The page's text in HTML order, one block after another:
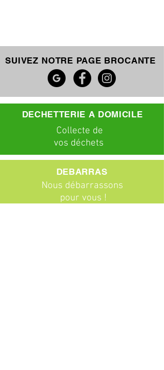
SUIVEZ NOTRE PAGE BROCANTE
DECHETTERIE A DOMICILE
Collecte de
vos déchets
DEBARRAS
Nous débarrassons
pour vous !